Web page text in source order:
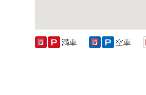
満車 空車